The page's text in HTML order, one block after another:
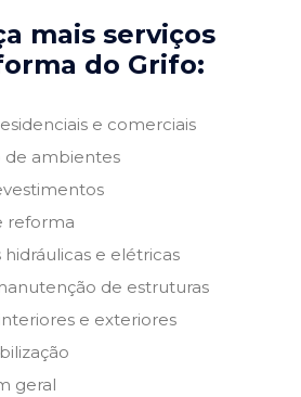
mais serviços
do Grifo:
e comerciais
de ambientes
reforma
hidráulicas e elétricas
de estruturas
e exteriores
geral